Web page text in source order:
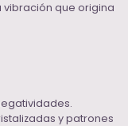
vibración que origina
y patrones